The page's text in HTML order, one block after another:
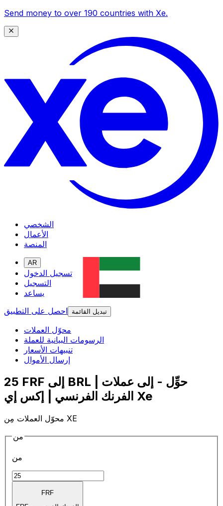
Send money to over 190 countries with Xe.
الشخصي
الأعمال
المنصة
AR
تسجيل الدخول
التسجيل
يساعد
احصل على التطبيق
تبديل القائمة
محوّل العملات
الرسومات البيانية للعملة
تنبيهات الأسعار
إرسال الأموال
25 FRF إلى BRL | حوِّل - إلى عملات
الفرنك الفرنسي | إكس إي Xe
محوّل العملات مِن XE
من
من
FRF